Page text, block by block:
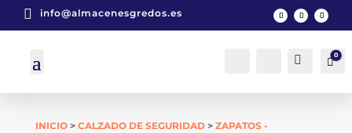
 info@almacenesgredos.es
Buscar 0
INICIO> CALZADO DE SEGURIDAD> ZAPATOS -